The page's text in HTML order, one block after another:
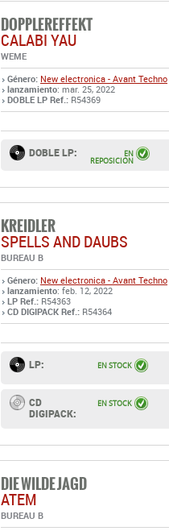
DOPPLEREFFEKT
CALABI YAU
WEME
Género: New electronica - Avant Techno
lanzamiento: mar. 25, 2022
DOBLE LP Ref.: R54369
DOBLE LP: EN
REPOSICIÓN
KREIDLER
SPELLS AND DAUBS
BUREAU B
Género: New electronica - Avant Techno
lanzamiento: feb. 12, 2022
LP Ref.: R54363
CD DIGIPACK Ref.: R54364
LP: EN STOCK
CD
DIGIPACK:
EN STOCK
DIE WILDE JAGD
ATEM
BUREAU B